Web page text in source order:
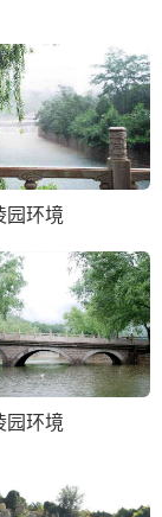
园环境
园环境